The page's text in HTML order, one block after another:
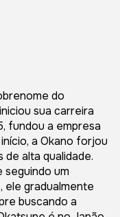
do
sua carreira
fundou a empresa
a Okano forjou
alta qualidade.
um
ele gradualmente
buscando a